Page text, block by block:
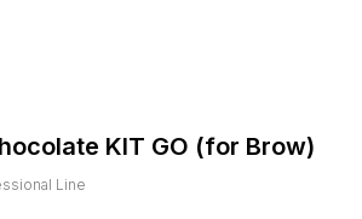
KIT GO (for Brow)
Line